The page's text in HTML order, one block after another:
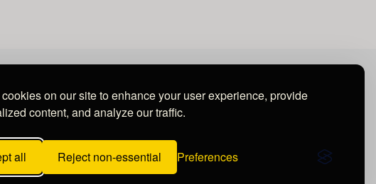
on our site to enhance your user experience, provide
content, and analyze our traffic.
all Reject non-essential Preferences